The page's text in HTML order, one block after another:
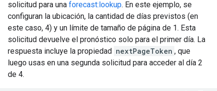
solicitud para una forecast:lookup. En este ejemplo, se
configuran la ubicación, la cantidad de días previstos (en
este caso, 4) y un límite de tamaño de página de 1. Esta
solicitud devuelve el pronóstico solo para el primer día. La
respuesta incluye la propiedad nextPageToken , que
luego usas en una segunda solicitud para acceder al día 2
de 4.